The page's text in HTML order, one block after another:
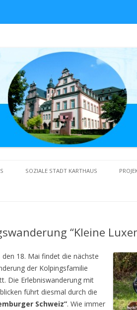
in Karthaus
SOZIALE STADT KARTHAUS
“Kleine
18. Mai findet die nächste
der Kolpingsfamilie
Die Erlebniswanderung mit
führt diesmal durch die
Schweiz”. Wie immer